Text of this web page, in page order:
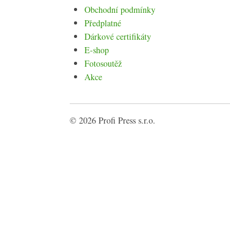
Obchodní podmínky
Předplatné
Dárkové certifikáty
E-shop
Fotosoutěž
Akce
© 2026 Profi Press s.r.o.